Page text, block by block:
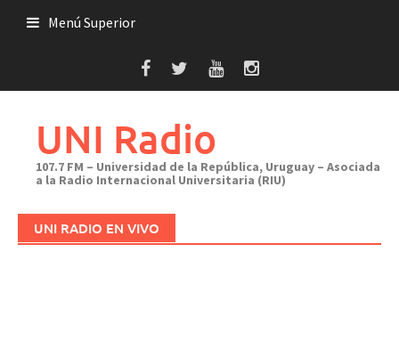
Menú Superior
UNI Radio
107.7 FM – Universidad de la República, Uruguay – Asociada
a la Radio Internacional Universitaria (RIU)
UNI RADIO EN VIVO